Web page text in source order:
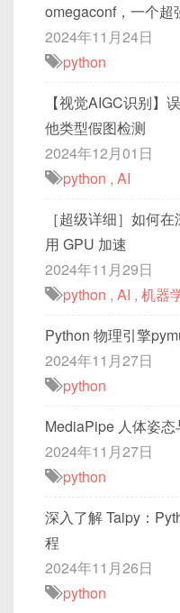
omegaconf，一个超
2024年11月24日
python
【视觉AIGC识别】
他类型假图检测
2024年12月01日
python , AI
［超级详细］如何
用 GPU 加速
2024年11月29日
python , AI , 机器
Python 物理引擎
2024年11月27日
python
MediaPipe 人体姿
2024年11月27日
python
深入了解 Taipy：
程
2024年11月26日
python